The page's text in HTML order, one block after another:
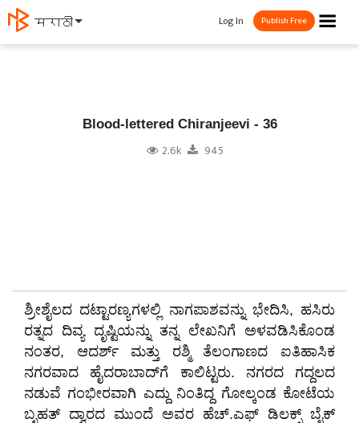
मराठी ☰
Log In Publish Free
Blood-lettered Chiranjeevi - 36
2.6k 945
ಶ್ರೀಶೈಲದ ದಟ್ಟಾರಣ್ಯಗಳಲ್ಲಿ ನಾಗಪಾಶವನ್ನು ಭೇದಿಸಿ, ಹಸಿರು
ರತ್ನದ ದಿವ್ಯ ದೃಷ್ಟಿಯನ್ನು ತನ್ನ ಲೇಖನಿಗೆ ಅಳವಡಿಸಿಕೊಂಡ
ನಂತರ, ಆದರ್ಶ್ ಮತ್ತು ರಶ್ಮಿ ತೆಲಂಗಾಣದ ಐತಿಹಾಸಿಕ
ನಗರವಾದ ಹೈದರಾಬಾದ್‌ಗೆ ಕಾಲಿಟ್ಟರು. ನಗರದ ಗದ್ದಲದ
ನಡುವೆ ಗಂಭೀರವಾಗಿ ಎದ್ದು ನಿಂತಿದ್ದ ಗೋಲ್ಕಂಡ ಕೋಟೆಯ
ಬೃಹತ್ ದ್ವಾರದ ಮುಂದೆ ಅವರ ಹೆಚ್.ಎಫ್ ಡಿಲಕ್ಸ್ ಬೈಕ್